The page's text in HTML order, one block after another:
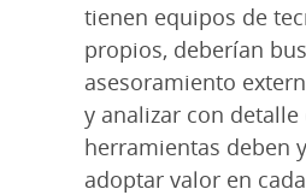
tienen equipos de
propios, deberían
asesoramiento
y analizar con detalle
herramientas deben
adoptar valor en